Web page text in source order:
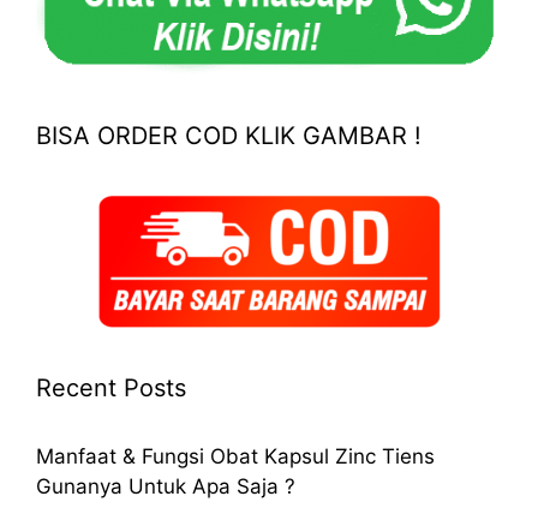
BISA ORDER COD KLIK GAMBAR !
Recent Posts
Manfaat & Fungsi Obat Kapsul Zinc Tiens
Gunanya Untuk Apa Saja ?